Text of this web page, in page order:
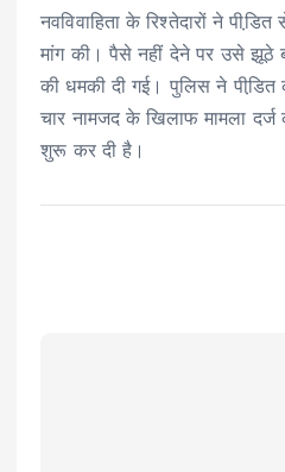
नवविवाहिता के रिश्तेदारों ने
मांग की। पैसे नहीं देने पर उसे झूठे
की धमकी दी गई। पुलिस ने पीडि़त
चार नामजद के खिलाफ मामला
शुरू कर दी है।